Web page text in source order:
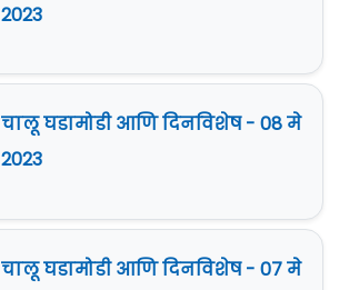
2023
चालू घडामोडी आणि दिनविशेष - 08 मे
2023
चालू घडामोडी आणि दिनविशेष - 07 मे